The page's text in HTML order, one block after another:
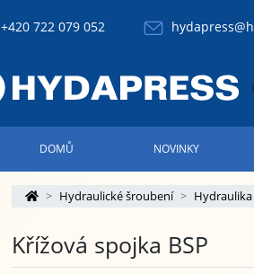
+420 722 079 052
DOMŮ NOVINKY
Hydraulické šroubení Hydraulika
Křížová spojka BSP